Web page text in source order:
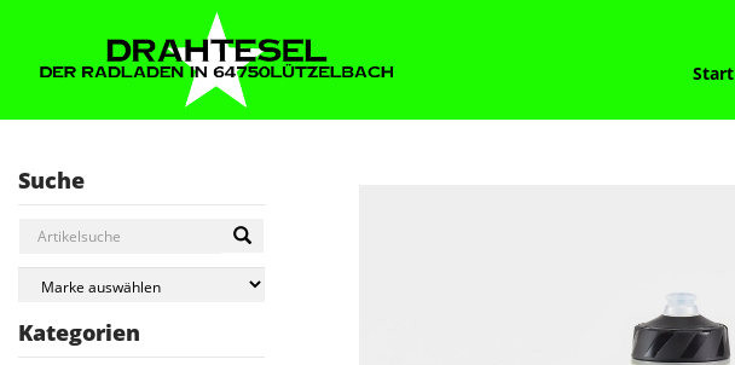
Start
Suche
Kategorien